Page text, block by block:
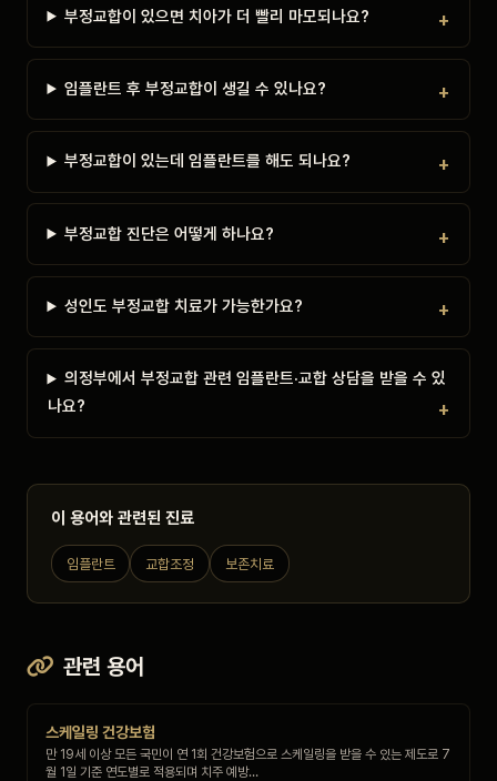
부정교합이 있으면 치아가 더 빨리 마모되나요?
임플란트 후 부정교합이 생길 수 있나요?
부정교합이 있는데 임플란트를 해도 되나요?
부정교합 진단은 어떻게 하나요?
성인도 부정교합 치료가 가능한가요?
의정부에서 부정교합 관련 임플란트·교합 상담을 받을 수 있
나요?
이 용어와 관련된 진료
임플란트 교합조정 보존치료
관련 용어
스케일링 건강보험
만 19세 이상 모든 국민이 연 1회 건강보험으로 스케일링을 받을 수 있는 제도로 7
월 1일 기준 연도별로 적용되며 치주 예방…